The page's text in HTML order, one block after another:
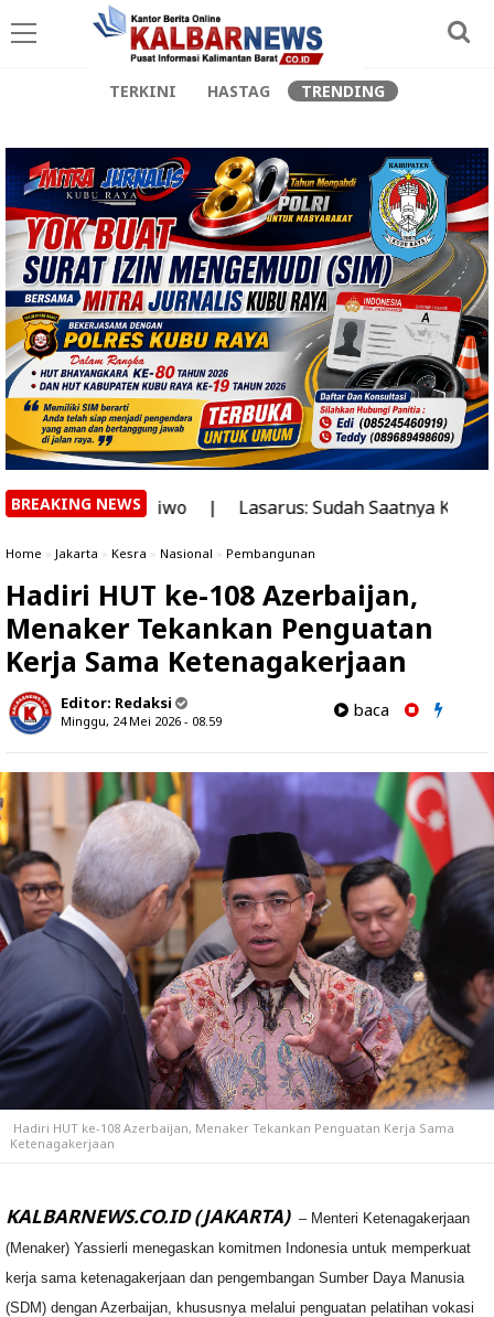
TERKINI HASTAG TRENDING
BREAKING NEWS
Sujiwo | Lasarus: Sudah Saatnya Kalbar Miliki
Home » Jakarta » Kesra » Nasional » Pembangunan
Hadiri HUT ke-108 Azerbaijan,
Menaker Tekankan Penguatan
Kerja Sama Ketenagakerjaan
Editor: Redaksi
Minggu, 24 Mei 2026 - 08.59
baca
Hadiri HUT ke-108 Azerbaijan, Menaker Tekankan Penguatan Kerja Sama
Ketenagakerjaan
KALBARNEWS.CO.ID (JAKARTA) – Menteri Ketenagakerjaan
(Menaker) Yassierli menegaskan komitmen Indonesia untuk memperkuat
kerja sama ketenagakerjaan dan pengembangan Sumber Daya Manusia
(SDM) dengan Azerbaijan, khususnya melalui penguatan pelatihan vokasi